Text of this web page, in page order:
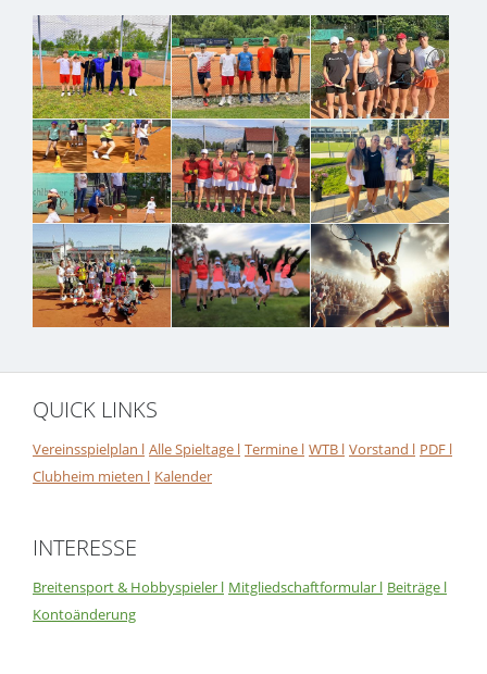
QUICK LINKS
Vereinsspielplan l Alle Spieltage l Termine l WTB l Vorstand l PDF l
Clubheim mieten l Kalender
INTERESSE
Breitensport & Hobbyspieler l Mitgliedschaftformular l Beiträge l
Kontoänderung